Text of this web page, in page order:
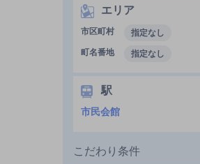
エリア
市区町村
指定なし
町名番地
指定なし
駅
市民会館
こだわり条件